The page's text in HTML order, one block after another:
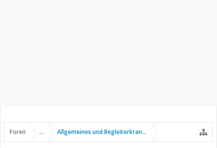
Foren ... Allgemeines und Begleiterkrankungen